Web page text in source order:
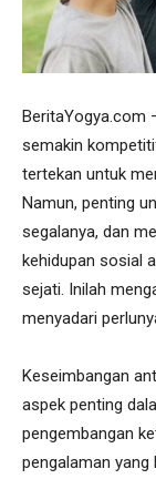
BeritaYogya.com
semakin
tertekan untuk
Namun, penting
segalanya, dan
kehidupan sosial
sejati. Inilah
menyadari
Keseimbangan
aspek penting
pengembangan
pengalaman yang